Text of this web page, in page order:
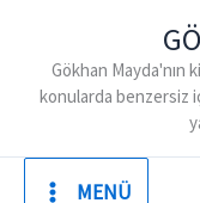
Gökhan Mayda'nın
konularda benzersiz
MENÜ